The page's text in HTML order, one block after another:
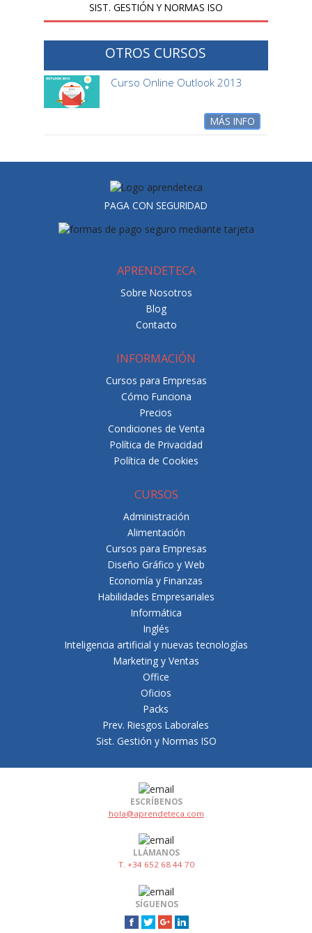
SIST. GESTIÓN Y NORMAS ISO
OTROS CURSOS
Curso Online Outlook 2013
MÁS INFO
PAGA CON SEGURIDAD
APRENDETECA
Sobre Nosotros
Blog
Contacto
INFORMACIÓN
Cursos para Empresas
Cómo Funciona
Precios
Condiciones de Venta
Política de Privacidad
Política de Cookies
CURSOS
Administración
Alimentación
Cursos para Empresas
Diseño Gráfico y Web
Economía y Finanzas
Habilidades Empresariales
Informática
Inglés
Inteligencia artificial y nuevas tecnologías
Marketing y Ventas
Office
Oficios
Packs
Prev. Riesgos Laborales
Sist. Gestión y Normas ISO
ESCRÍBENOS
hola@aprendeteca.com
LLÁMANOS
T. +34 652 68 44 70
SÍGUENOS